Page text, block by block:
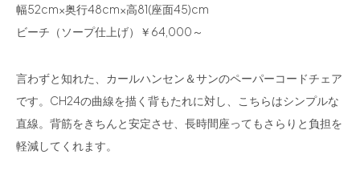
幅52cm×奥行48cm×高81(座面45)cm
ビーチ（ソープ仕上げ）￥64,000～
言わずと知れた、カールハンセン＆サンのペーパーコードチェア
です。CH24の曲線を描く背もたれに対し、こちらはシンプルな
直線。背筋をきちんと安定させ、長時間座ってもさらりと負担を
軽減してくれます。